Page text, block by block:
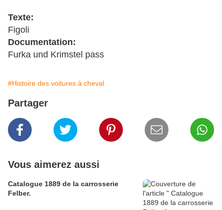
Texte:
Figoli
Documentation:
Furka und Krimstel pass
#Histoire des voitures à cheval
Partager
Vous aimerez aussi
Catalogue 1889 de la carrosserie
Felber.